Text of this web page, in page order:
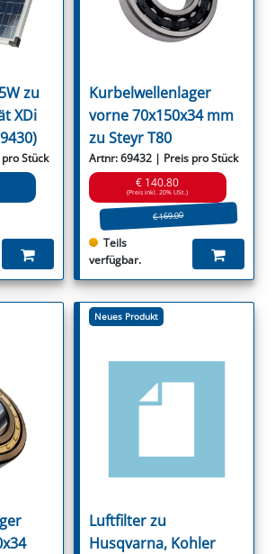
zu
XDi
Stück
Kurbelwellenlager
vorne 70x150x34 mm
zu Steyr T80
Artnr: 69432 | Preis pro Stück
€ 140.80
(Preis inkl. 20% USt.)
€ 169.00
Teils
verfügbar.
Neues Produkt
Luftfilter zu
Husqvarna, Kohler